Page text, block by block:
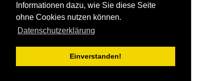
Informationen dazu, wie Sie diese Seite
ohne Cookies nutzen können.
Datenschutzerklärung
Einverstanden!